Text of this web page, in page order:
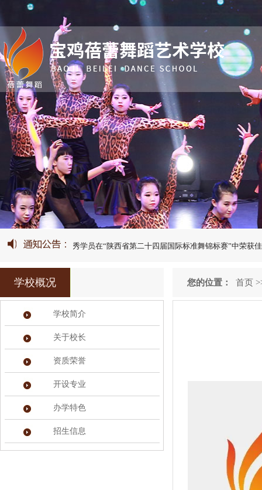
】我校优秀学员在“陕西省第二十四届国际标准舞锦标赛”中荣获佳绩！
学校概况
学校简介
关于校长
资质荣誉
开设专业
办学特色
招生信息
您的位置： 首页